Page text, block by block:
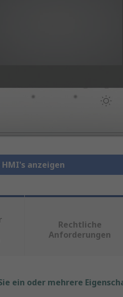
anzeigen
Rechtliche
Anforderungen
ein oder mehrere